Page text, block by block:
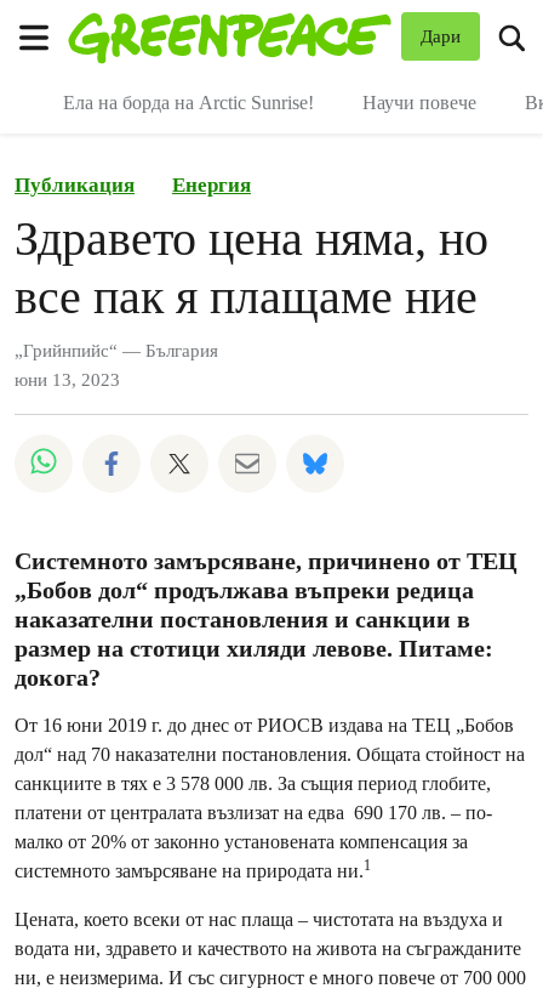
Дари
Ела на борда на Arctic Sunrise! Научи повече
Публикация Енергия
Здравето цена няма, но
все пак я плащаме ние
„Грийнпийс“ — България
юни 13, 2023
Споделете на Whatsapp
Споделете на Facebook
Споделете на Twitter
Споделете чрез Email
Share on Bluesky
Системното замърсяване, причинено от ТЕЦ
„Бобов дол“ продължава въпреки редица
наказателни постановления и санкции в
размер на стотици хиляди левове. Питаме:
докога?
От 16 юни 2019 г. до днес от РИОСВ издава на ТЕЦ „Бобов
дол“ над 70 наказателни постановления. Общата стойност на
санкциите в тях е 3 578 000 лв. За същия период глобите,
платени от централата възлизат на едва 690 170 лв. – по-
малко от 20% от законно установената компенсация за
системното замърсяване на природата ни.1
Цената, което всеки от нас плаща – чистотата на въздуха и
водата ни, здравето и качеството на живота на съгражданите
ни, е неизмерима. И със сигурност е много повече от 700 000